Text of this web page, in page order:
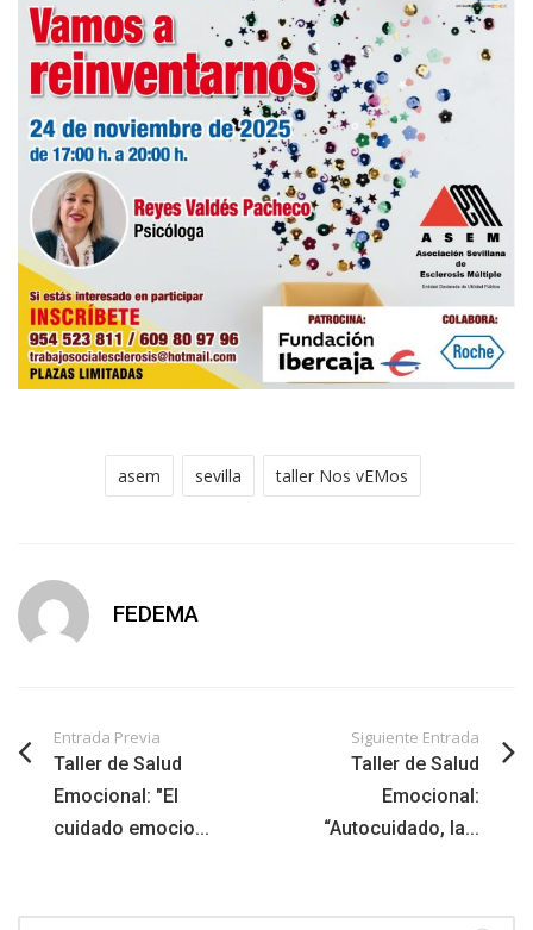
asem sevilla taller Nos vEMos
FEDEMA
Entrada Previa
Taller de Salud
Emocional: "El
cuidado emocio...
Siguiente Entrada
Taller de Salud
Emocional:
“Autocuidado, la...